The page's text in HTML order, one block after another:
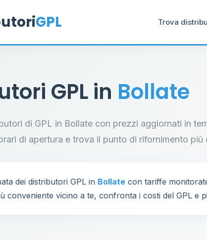
GPL Trova
GPL in Bollate
di GPL in Bollate con prezzi aggiornati in
di apertura e trova il punto di rifornimento più
dei distributori GPL in Bollate con tariffe
conveniente vicino a te, confronta i costi del GPL e